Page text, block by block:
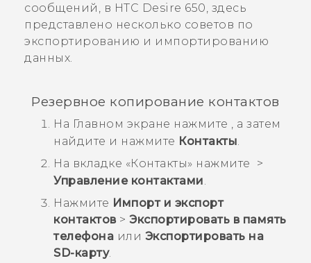
сообщений, в HTC Desire 650, здесь
представлено несколько советов по
экспортированию и импортированию
данных.
Резервное копирование контактов
На Главном экране нажмите , а затем
найдите и нажмите Контакты.
На вкладке «Контакты» нажмите
>
Управление контактами.
Нажмите Импорт и экспорт
контактов > Экспортировать в память
телефона или Экспортировать на
SD-карту.